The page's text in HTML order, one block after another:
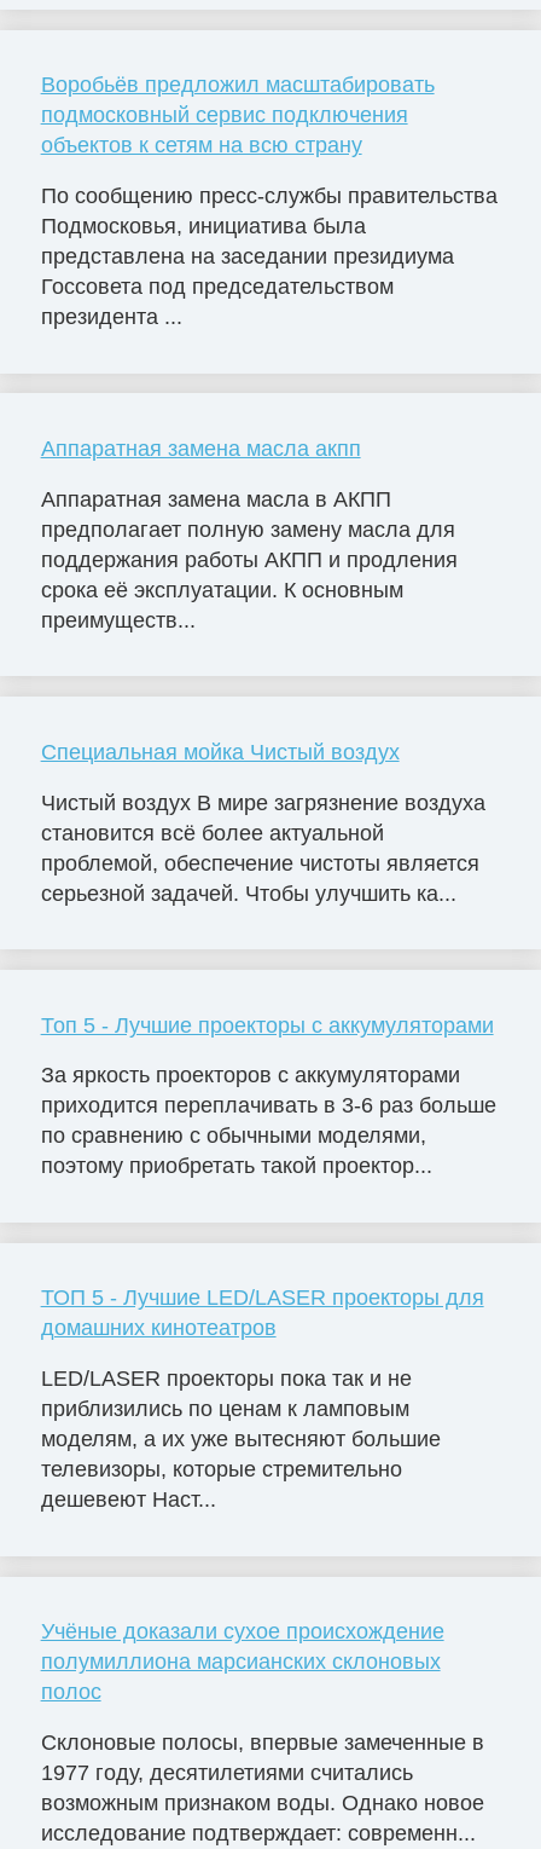
Воробьёв предложил масштабировать
подмосковный сервис подключения
объектов к сетям на всю страну
По сообщению пресс-службы правительства
Подмосковья, инициатива была
представлена на заседании президиума
Госсовета под председательством
президента ...
Аппаратная замена масла акпп
Аппаратная замена масла в АКПП
предполагает полную замену масла для
поддержания работы АКПП и продления
срока её эксплуатации. К основным
преимуществ...
Специальная мойка Чистый воздух
Чистый воздух В мире загрязнение воздуха
становится всё более актуальной
проблемой, обеспечение чистоты является
серьезной задачей. Чтобы улучшить ка...
Топ 5 - Лучшие проекторы с аккумуляторами
За яркость проекторов с аккумуляторами
приходится переплачивать в 3-6 раз больше
по сравнению с обычными моделями,
поэтому приобретать такой проектор...
ТОП 5 - Лучшие LED/LASER проекторы для
домашних кинотеатров
LED/LASER проекторы пока так и не
приблизились по ценам к ламповым
моделям, а их уже вытесняют большие
телевизоры, которые стремительно
дешевеют Наст...
Учёные доказали сухое происхождение
полумиллиона марсианских склоновых
полос
Склоновые полосы, впервые замеченные в
1977 году, десятилетиями считались
возможным признаком воды. Однако новое
исследование подтверждает: современн...